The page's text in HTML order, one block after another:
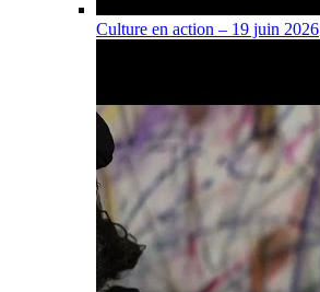
Culture en action – 19 juin 2026